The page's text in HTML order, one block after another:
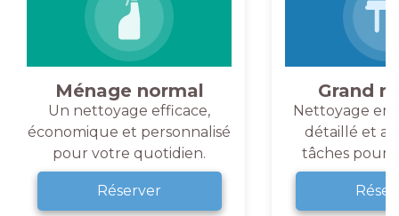
Ménage normal
Un nettoyage efficace,
économique et personnalisé
pour votre quotidien.
Réserver
Grand
Nettoyage en
détaillé et
tâches pour